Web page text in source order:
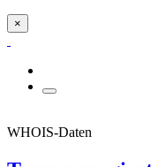
×
WHOIS-Daten